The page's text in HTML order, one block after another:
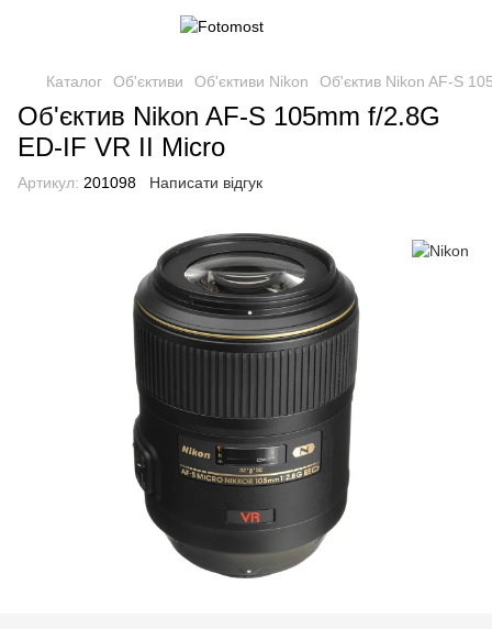
Каталог Об'єктиви Об'єктиви Nikon Об'єктив Nikon AF-S
Об'єктив Nikon AF-S 105mm f/2.8G
ED-IF VR II Micro
Артикул: 201098 Написати відгук